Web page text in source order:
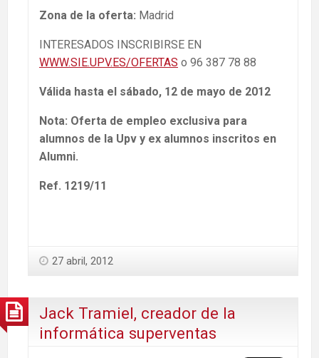
Zona de la oferta: Madrid
INTERESADOS INSCRIBIRSE EN
WWW.SIE.UPV.ES/OFERTAS o 96 387 78 88
Válida hasta el sábado, 12 de mayo de 2012
Nota: Oferta de empleo exclusiva para
alumnos de la Upv y ex alumnos inscritos en
Alumni.
Ref. 1219/11
27 abril, 2012
Jack Tramiel, creador de la
informática superventas